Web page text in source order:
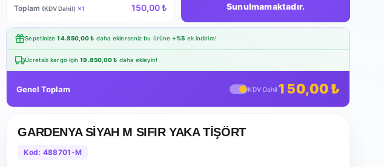
Toplam (KDV Dahil) ×1 150,00 ₺
Sunulmamaktadır.
Sepetinize14.850,00 ₺ daha eklerseniz bu ürüne+%5 ek indirim!
Ücretsiz kargo için19.850,00 ₺ daha ekleyin!
Genel Toplam KDV Dahil 150,00 ₺
GARDENYA SİYAH M SIFIR YAKA TİŞÖRT
Kod: 488701-M